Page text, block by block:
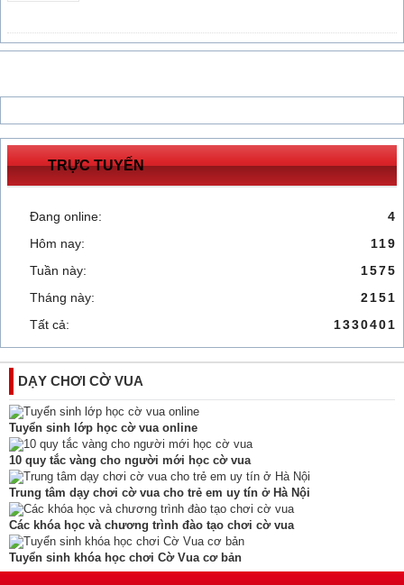
TRỰC TUYẾN
Đang online:
4
Hôm nay:
119
Tuần này:
1575
Tháng này:
2151
Tất cả:
1330401
DẠY CHƠI CỜ VUA
Tuyển sinh lớp học cờ vua online
10 quy tắc vàng cho người mới học cờ vua
Trung tâm dạy chơi cờ vua cho trẻ em uy tín ở Hà Nội
Các khóa học và chương trình đào tạo chơi cờ vua
Tuyển sinh khóa học chơi Cờ Vua cơ bản